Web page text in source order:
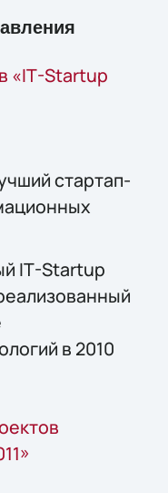
«IT-Startup
стартап-
IT-Startup
в 2010